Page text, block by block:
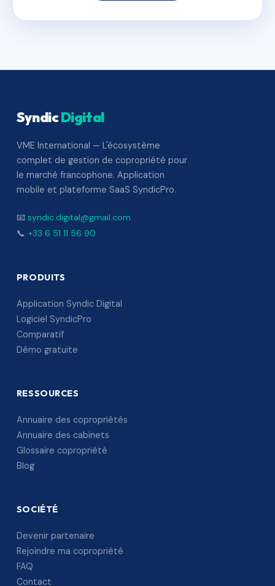
SyndicDigital
VME International — L'écosystème
complet de gestion de copropriété pour
le marché francophone. Application
mobile et plateforme SaaS SyndicPro.
📧 syndic.digital@gmail.com
📞 +33 6 51 11 56 90
PRODUITS
Application Syndic Digital
Logiciel SyndicPro
Comparatif
Démo gratuite
RESSOURCES
Annuaire des copropriétés
Annuaire des cabinets
Glossaire copropriété
Blog
SOCIÉTÉ
Devenir partenaire
Rejoindre ma copropriété
FAQ
Contact